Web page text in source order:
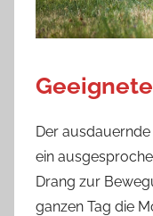
Der
ein
Drang zur
ganzen Tag die